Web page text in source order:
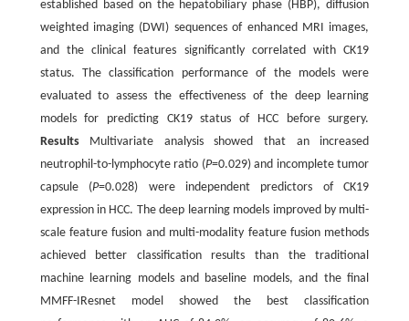
established based on the hepatobiliary phase (HBP), diffusion
weighted imaging (DWI) sequences of enhanced MRI images,
and the clinical features significantly correlated with CK19
status. The classification performance of the models were
evaluated to assess the effectiveness of the deep learning
models for predicting CK19 status of HCC before surgery.
ResultsMultivariate analysis showed that an increased
neutrophil-to-lymphocyte ratio (P=0.029) and incomplete tumor
capsule (P=0.028) were independent predictors of CK19
expression in HCC. The deep learning models improved by multi-
scale feature fusion and multi-modality feature fusion methods
achieved better classification results than the traditional
machine learning models and baseline models, and the final
MMFF-IResnet model showed the best classification